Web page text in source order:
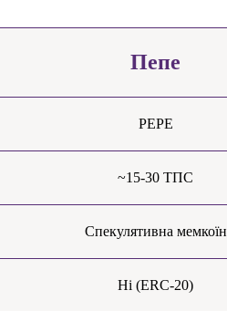
Пепе
PEPE
~15-30 ТПС
Спекулятивна мемкоїн
Ні (ERC-20)